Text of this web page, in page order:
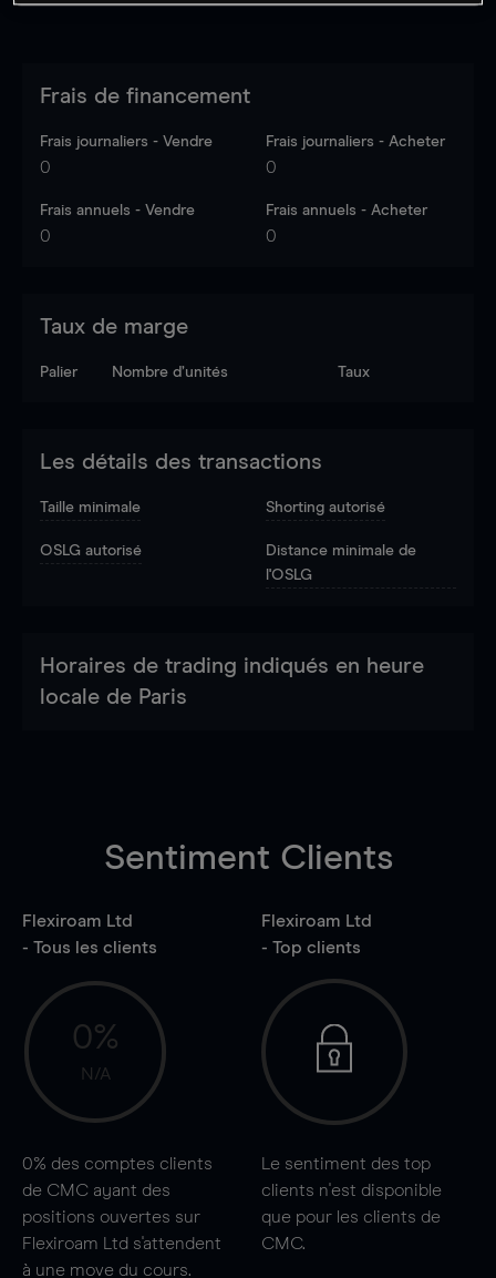
Frais de financement
Frais journaliers - Vendre
0
Frais journaliers - Acheter
0
Frais annuels - Vendre
0
Frais annuels - Acheter
0
Taux de marge
Palier Nombre d’unités Taux
Les détails des transactions
Taille minimale Shorting autorisé
OSLG autorisé
Distance minimale de
l'OSLG
Horaires de trading indiqués en heure
locale de Paris
Sentiment Clients
Flexiroam Ltd
- Tous les clients
0%
N/A
0% des comptes clients
de CMC ayant des
positions ouvertes sur
Flexiroam Ltd s'attendent
à une move du cours.
Flexiroam Ltd
- Top clients
Le sentiment des top
clients n'est disponible
que pour les clients de
CMC.